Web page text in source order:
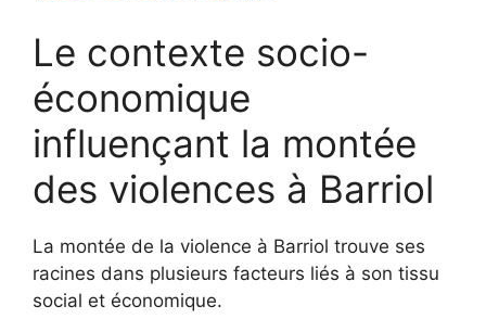
Le contexte socio-
économique
influençant la montée
des violences à Barriol
La montée de la violence à Barriol trouve ses
racines dans plusieurs facteurs liés à son tissu
social et économique.